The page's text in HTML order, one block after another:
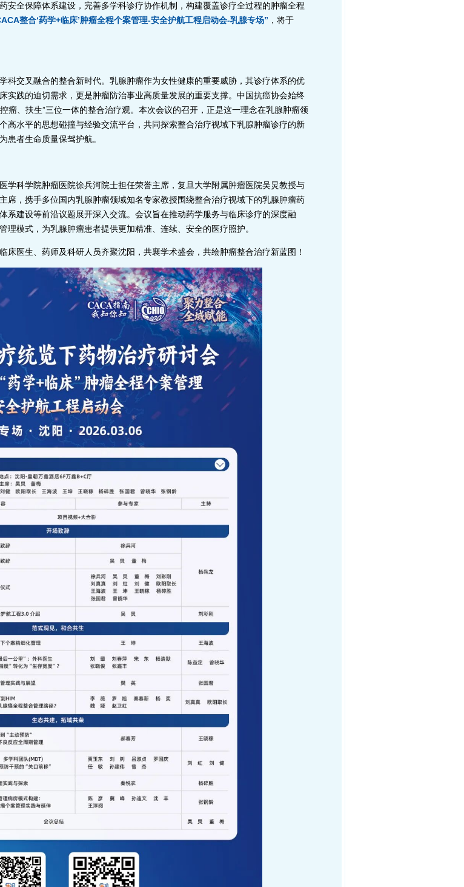
安全保障体系建设，完善多学科诊疗协作机制，构建覆盖诊疗全过程的肿瘤全程
整合‘药学+临床’肿瘤全程个案管理-安全护航工程启动会-乳腺专场” ，将于
科交叉融合的整合新时代。乳腺肿瘤作为女性健康的重要威胁，其诊疗体系的优
实践的迫切需求，更是肿瘤防治事业高质量发展的重要支撑。中国抗癌协会始终
瘤、扶生”三位一体的整合治疗观。本次会议的召开，正是这一理念在乳腺肿瘤领
高水平的思想碰撞与经验交流平台，共同探索整合治疗视域下乳腺肿瘤诊疗的新
患者生命质量保驾护航。
学科学院肿瘤医院徐兵河院士担任荣誉主席，复旦大学附属肿瘤医院吴炅教授与
席，携手多位国内乳腺肿瘤领域知名专家教授围绕整合治疗视域下的乳腺肿瘤药
系建设等前沿议题展开深入交流。会议旨在推动药学服务与临床诊疗的深度融
模式，为乳腺肿瘤患者提供更加精准、连续、安全的医疗照护。
床医生、药师及科研人员齐聚沈阳，共襄学术盛会，共绘肿瘤整合治疗新蓝图！